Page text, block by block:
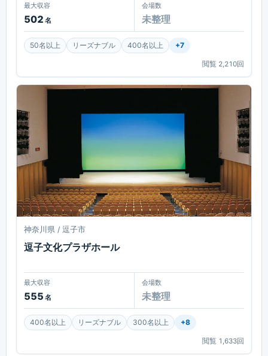
最大収容
502 名
会場数
未整理
50名以上 リーズナブル 400名以上 +7
閲覧 2,210回
神奈川県 / 逗子市
逗子文化プラザホール
最大収容
555 名
会場数
未整理
400名以上 リーズナブル 300名以上 +8
閲覧 1,633回